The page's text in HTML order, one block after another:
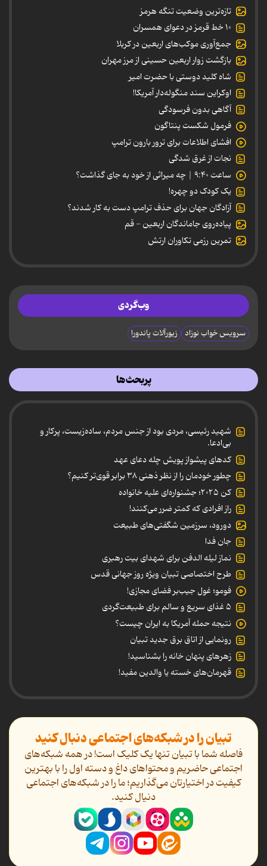
تازه‌ترین وضعیت تنگه هرمز
۱۰ خط قرمز در دعوای همسران
جمع‌آوری موکب‌های اربعین در کربلا
بازگشت زوار اربعین حسینی از مرز مهران
شاه کلید دوستی با حضرت امیر
اوکراین سند منگوله‌دار آمریکا!
آگاهی بدون فرسودگی
فرمول شکست پنتاگون
افشای اطلاعات برای ترور بارون ترامپ
نجات از غرق شدگی
ساعت ۹:۴۰ | چه میراثی از خود به جای گذاشت؟
یک کودک دو چهره!
آزادگان جهان برای حذف ترامپ دست به کار شدند؟
پیاده‌روی جاماندگان اربعین - قم
تمرین رزمی تکاوران ارتش
وب‌گردی
سرویس خواب نوزاد زیورآلات پاندورا
پربحث‌ها
شهید رئیسی، مردی بود از جنس مردم، ساده‌زیست، پرکار و
بی‌ادعا.
کدهای پیشواز پویش چله دعای عهد
چطور خودمان را از نظر ذهنی ۳۸ برابر قوی‌تر کنیم؟
کن ۲۰۲۵؛ جشنواره‌ای علیه خانواده
راز افرادی که کمتر ضرر می‌کنند!
دورود، سرزمین شگفتی‌های طبیعت
جان فدا
نماز لیله الدفن برای شهدای بیت رهبری
طرح اختصاصی تبیان ویژه روز جهانی قدس
فومو؛ غول جیب‌بر فضای مجازی!
۵ غذای سریع و سالم برای طبیعت‌گردی
نتیجه حمله آمریکا به ایران چیست؟
رونمایی از اتاق برق جدید تبیان
زهرهای پنهان خانه را بشناسید!
قهرمان‌های خسته یا والدین مفید!
تبیان را در شبکه‌های اجتماعی دنبال کنید
فاصله شما با تبیان تنها یک کلیک است! در همه شبکه‌های
اجتماعی حاضریم و محتواهای داغ و دسته اول را با بهترین
کیفیت در اختیارتان می‌گذاریم؛ ما را در شبکه‌های اجتماعی
دنیال کنید.